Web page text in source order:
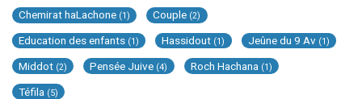
Chemirat haLachone (1) Couple (2)
Education des enfants (1) Hassidout (1) Jeûne du 9 Av (1)
Middot (2) Pensée Juive (4) Roch Hachana (1)
Téfila (5)